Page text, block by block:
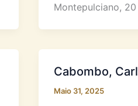
Montepulciano,
Cabombo,
Maio 31, 2025